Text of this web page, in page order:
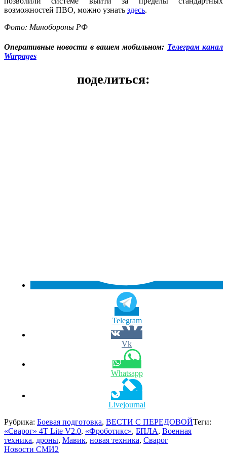
возможностей ПВО, можно узнать здесь.
Фото: Минобороны РФ
Оперативные новости в вашем мобильном: Телеграм канал
Warpages
поделиться:
Telegram
Vk
Whatsapp
Livejournal
Рубрика: Боевая подготовка, ВЕСТИ С ПЕРЕДОВОЙТеги:
«Сварог» 4T Lite V2.0, «Фроботикс», БПЛА, Военная
техника, дроны, Мавик, новая техника, Сварог
Новости СМИ2